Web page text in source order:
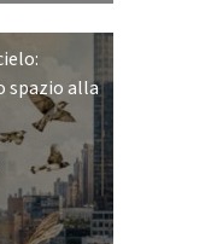
spazio alla